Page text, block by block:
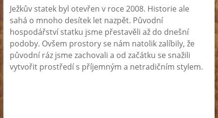
Ježkův statek byl otevřen v roce 2008. Historie ale
sahá o mnoho desítek let nazpět. Původní
hospodářství statku jsme přestavěli až do dnešní
podoby. Ovšem prostory se nám natolik zalíbily, že
původní ráz jsme zachovali a od začátku se snažili
vytvořit prostředí s příjemným a netradičním stylem.